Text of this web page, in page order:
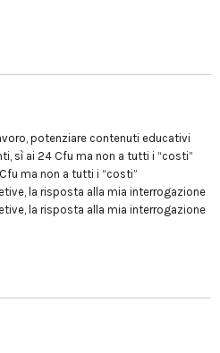
potenziare contenuti educativi
sì ai 24 Cfu ma non a tutti i “costi”
ma non a tutti i “costi”
la risposta alla mia interrogazione
la risposta alla mia interrogazione